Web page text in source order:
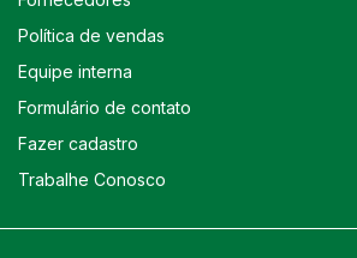
Política de vendas
Equipe interna
Formulário de contato
Fazer cadastro
Trabalhe Conosco